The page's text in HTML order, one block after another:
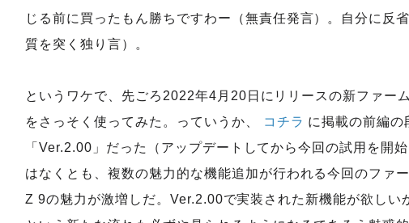
じる前に買ったもん勝ちですわー（無責任発言）。自分に反
質を突く独り言）。
というワケで、先ごろ2022年4月20日にリリースの新ファー
をさっそく使ってみた。っていうか、
コチラ に掲載の前編の
「Ver.2.00」だった（アップデートしてから今回の試用を開
はなくとも、複数の魅力的な機能追加が行われる今回のファ
Z 9の魅力が激増しだ。Ver.2.00で実装された新機能が欲しい